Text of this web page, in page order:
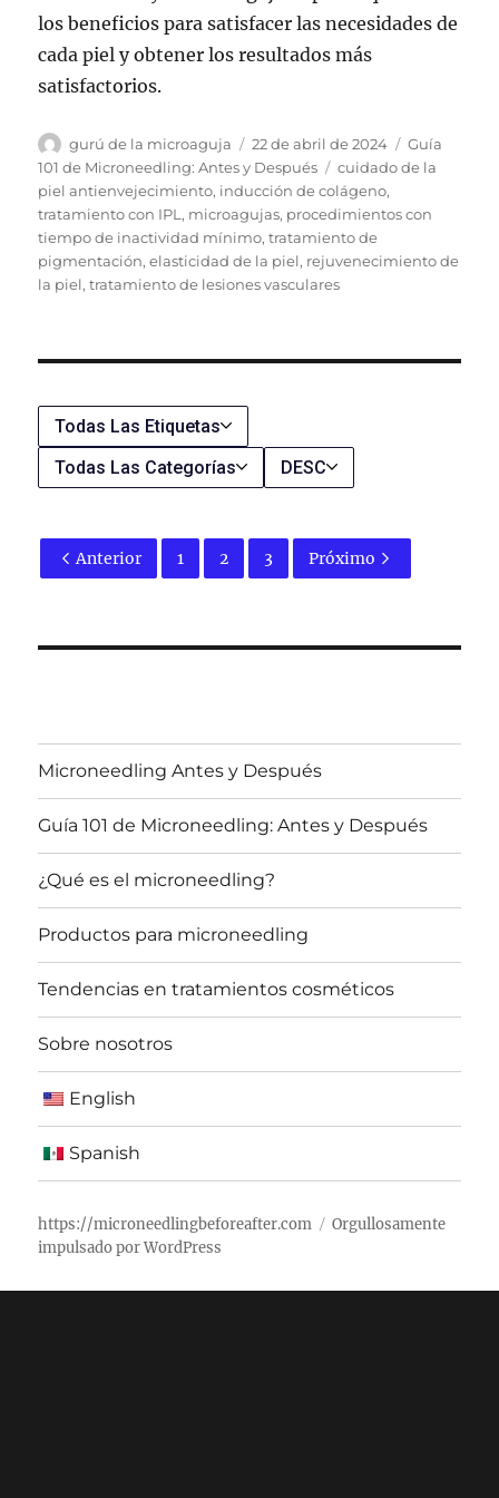
los beneficios para satisfacer las necesidades de
cada piel y obtener los resultados más
satisfactorios.
Autor
gurú de la microaguja
Publicado
el
22 de abril de 2024 Categorías
Guía
101 de Microneedling: Antes y Después
Etiquetas
cuidado de la
piel antienvejecimiento, inducción de colágeno,
tratamiento con IPL , microagujas, procedimientos con
tiempo de inactividad mínimo,tratamiento de
pigmentación,elasticidad de la piel, rejuvenecimiento de
la piel,tratamiento de lesiones vasculares
Todas Las Etiquetas
Todas Las Categorías
DESC
Anterior 1 2 3 Próximo
Microneedling Antes y Después
Guía 101 de Microneedling: Antes y Después
¿Qué es el microneedling?
Productos para microneedling
Tendencias en tratamientos cosméticos
Sobre nosotros
English
Spanish
https://microneedlingbeforeafter.com
Orgullosamente
impulsado por WordPress